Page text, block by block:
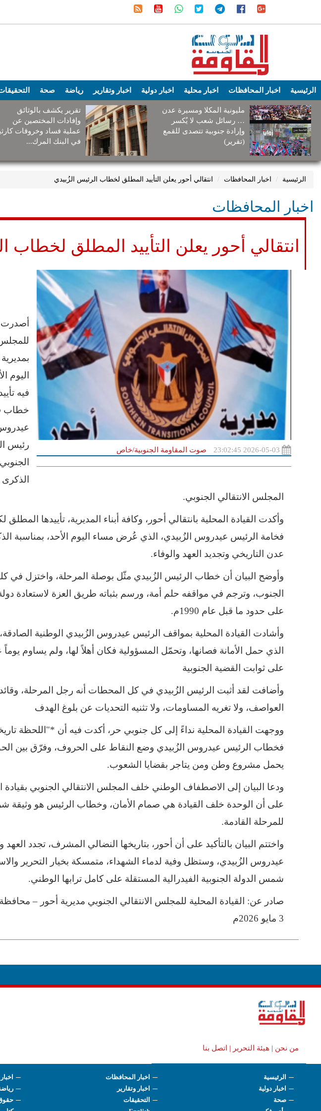
الرئيسية اخبار المحافظات اخبار محلية اخبار دولية اخبار وتقارير رياضة صحة
مليونية المكلا ومسيرة عدن
… رسائل شعب لا يُكسر
وإرادة جنوبية تتصدى للقمع
(تقرير)
تقرير يكشف بالوثائق
وإفادات المختصين عن
عملية فساد وخروقات
في البنك المرك...
الرئيسية اخبار المحافظات انتقالي أحور يعلن التأييد المطلق لخطاب الرئيس الزُبيدي
اخبار المحافظات
انتقالي أحور يعلن التأييد المطلق لخطاب
صوت المقاومة الجنوبية/خاص
أصدرت
للمجلس
اليوم
فيه
خطاب
رئيس
المجلس الانتقالي الجنوبي.
وأكدت القيادة المحلية بانتقالي أحور، وكافة أبناء المديرية، تأييدها
فخامة الرئيس عيدروس الزُبيدي، الذي عُرض مساء اليوم الأحد، بمناسبة
عدن التاريخي وتجديد العهد والوفاء.
وأوضح البيان أن خطاب الرئيس الزُبيدي مثّل بوصلة المرحلة، واختزل في
الجنوب، وترجم في مواقفه حلم أمة، ورسم بثباته طريق العزة لاستعادة
على حدود ما قبل عام 1990م.
وأشادت القيادة المحلية بمواقف الرئيس عيدروس الزُبيدي الوطنية
الذي حمل الأمانة فصانها، وتحمّل المسؤولية فكان أهلاً لها، ولم يساوم يوماً
على ثوابت القضية الجنوبية
وأضافت لقد أثبت الرئيس الزُبيدي في كل المحطات أنه رجل المرحلة، وقائد
العواصف، ولا تغريه المساومات، ولا تثنيه التحديات عن بلوغ الهدف
ووجهت القيادة المحلية نداءً إلى كل جنوبي حر، أكدت فيه أن *"اللحظة
فخطاب الرئيس عيدروس الزُبيدي وضع النقاط على الحروف، وفرّق بين
يحمل مشروع وطن ومن يتاجر بقضايا الشعوب.
ودعا البيان إلى الاصطفاف الوطني خلف المجلس الانتقالي الجنوبي بقيادة
على أن الوحدة خلف القيادة هي صمام الأمان، وخطاب الرئيس هو وثيقة
للمرحلة القادمة.
واختتم البيان بالتأكيد على أن أحور، بتاريخها النضالي المشرف، تجدد العهد
عيدروس الزُبيدي، وستظل وفية لدماء الشهداء، متمسكة بخيار التحرير
شمس الدولة الجنوبية الفيدرالية المستقلة على كامل ترابها الوطني.
صادر عن: القيادة المحلية للمجلس الانتقالي الجنوبي مديرية أحور –
3 مايو 2026م
من نحن | هيئة التحرير | اتصل بنا
الرئيسية اخبار المحافظات
اخبار دولية
اخبار وتقارير
صحة
التحقيقات